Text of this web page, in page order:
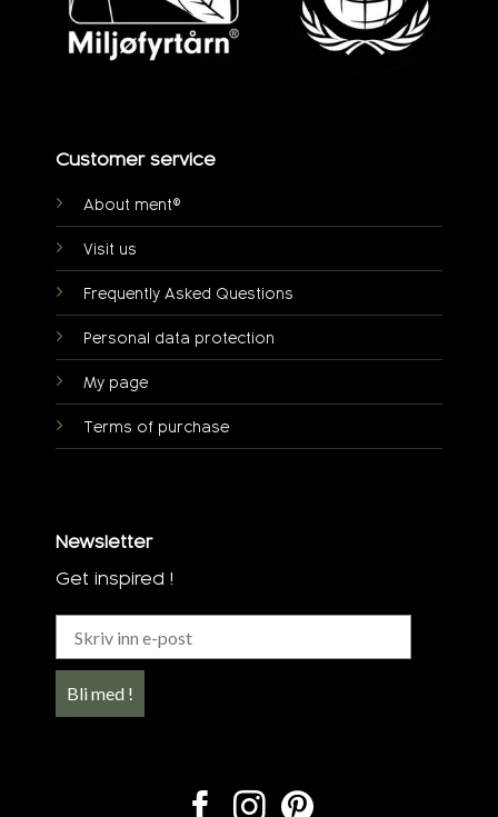
Customer service
About ment®
Visit us
Frequently Asked Questions
Personal data protection
My page
Terms of purchase
Newsletter
Get inspired !
Bli med !